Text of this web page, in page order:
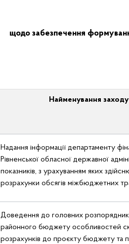
щодо забезпечення
Найменування заходу
Надання інформації департаменту
Рівненської обласної державної
показників, з урахуванням яких
розрахунки обсягів міжбюджетних
Доведення до головних
районного бюджету особливостей
розрахунків до проєкту бюджету та